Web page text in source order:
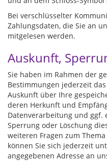
Bei verschlüsselter
Zahlungsdaten, die Sie an
mitgelesen werden.
Auskunft,
Sie haben im Rahmen der
Bestimmungen jederzeit
Auskunft über Ihre
deren Herkunft und
Datenverarbeitung und ggf.
Sperrung oder Löschung
weiteren Fragen zum
können Sie sich jederzeit
angegebenen Adresse an